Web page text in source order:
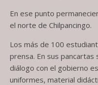
En ese punto
el norte de Chilpancingo.
Los más de 100
prensa. En sus pancartas
diálogo con el gobierno
uniformes, material